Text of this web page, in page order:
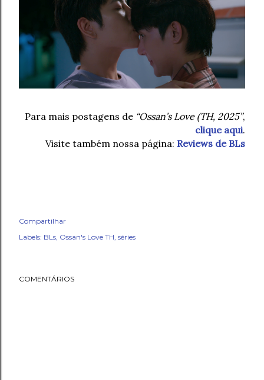
Para mais postagens de “Ossan’s Love (TH, 2025”,
clique aqui.
Visite também nossa página: Reviews de BLs
Compartilhar
Labels: BLs Ossan's Love TH séries
COMENTÁRIOS